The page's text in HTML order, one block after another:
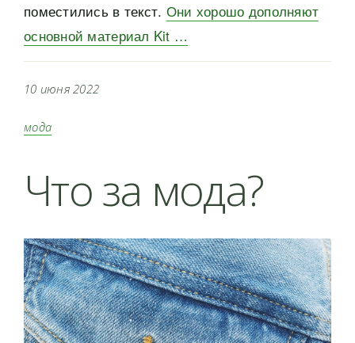
поместились в текст. Они хорошо дополняют
основной материал Kit …
10 июня 2022
мода
Что за мода?